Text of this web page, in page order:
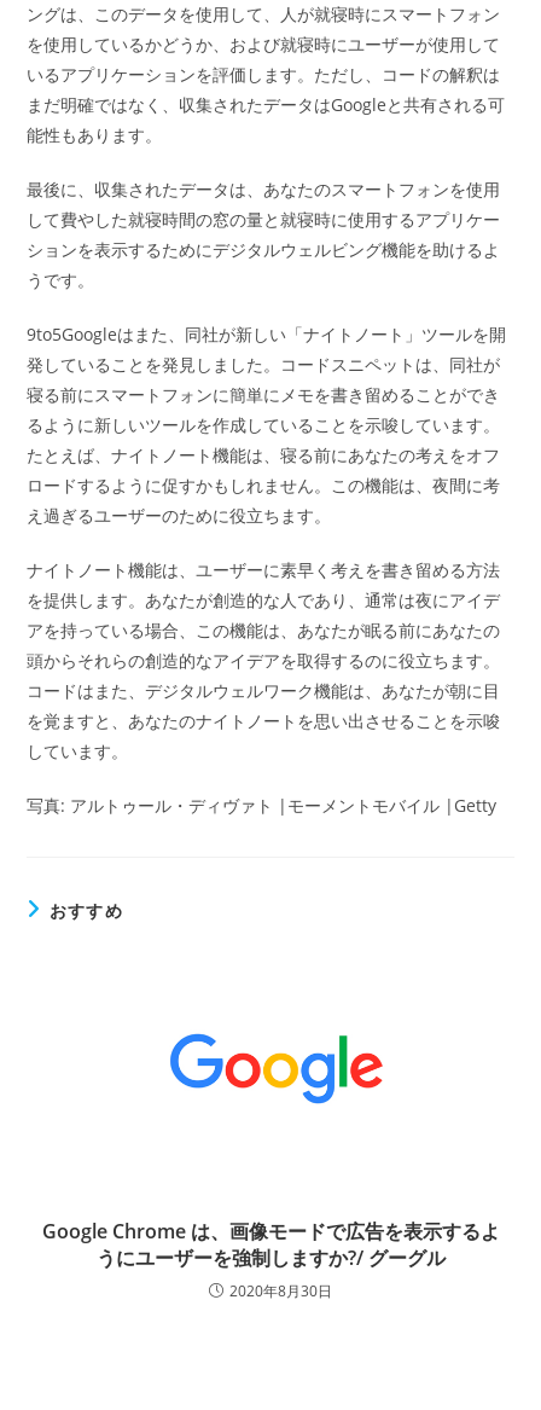
ングは、このデータを使用して、人が就寝時にスマートフォン
を使用しているかどうか、および就寝時にユーザーが使用して
いるアプリケーションを評価します。ただし、コードの解釈は
まだ明確ではなく、収集されたデータはGoogleと共有される可
能性もあります。
最後に、収集されたデータは、あなたのスマートフォンを使用
して費やした就寝時間の窓の量と就寝時に使用するアプリケー
ションを表示するためにデジタルウェルビング機能を助けるよ
うです。
9to5Googleはまた、同社が新しい「ナイトノート」ツールを開
発していることを発見しました。コードスニペットは、同社が
寝る前にスマートフォンに簡単にメモを書き留めることができ
るように新しいツールを作成していることを示唆しています。
たとえば、ナイトノート機能は、寝る前にあなたの考えをオフ
ロードするように促すかもしれません。この機能は、夜間に考
え過ぎるユーザーのために役立ちます。
ナイトノート機能は、ユーザーに素早く考えを書き留める方法
を提供します。あなたが創造的な人であり、通常は夜にアイデ
アを持っている場合、この機能は、あなたが眠る前にあなたの
頭からそれらの創造的なアイデアを取得するのに役立ちます。
コードはまた、デジタルウェルワーク機能は、あなたが朝に目
を覚ますと、あなたのナイトノートを思い出させることを示唆
しています。
写真: アルトゥール・ディヴァト |モーメントモバイル |Getty
おすすめ
Google Chrome は、画像モードで広告を表示するよ
うにユーザーを強制しますか?/ グーグル
2020年8月30日